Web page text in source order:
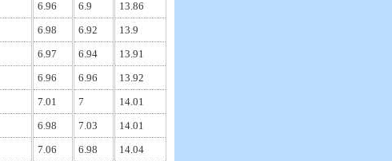
6.96 6.9
13.86
6.98 6.92
13.9
6.97 6.94
13.91
6.96 6.96
13.92
7.01 7
14.01
6.98 7.03
14.01
7.06 6.98
14.04